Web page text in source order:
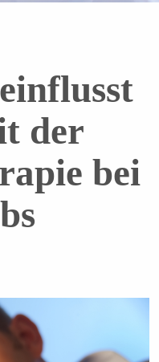
der
bei